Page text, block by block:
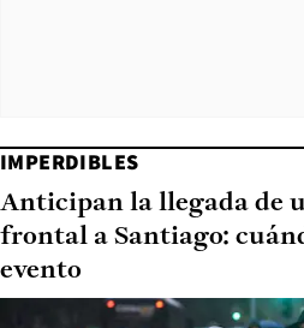
IMPERDIBLES
Anticipan la llegada de
frontal a Santiago:
evento